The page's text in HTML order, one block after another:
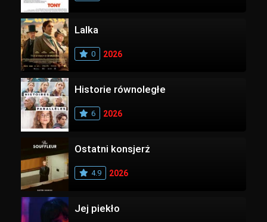
Lalka
0 2026
Historie równoległe
6 2026
Ostatni konsjerż
4.9 2026
Jej piekło